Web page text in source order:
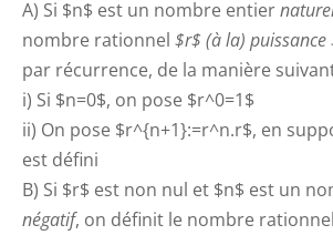
A) Si $n$ est un nombre entier
nombre rationnel $r$ (à la) puissance
par récurrence, de la manière
i) Si $n=0$, on pose $r^0=1$
ii) On pose $r^{n+1}:=r^n.r$, en
est défini
B) Si $r$ est non nul et $n$ est un
négatif, on définit le nombre